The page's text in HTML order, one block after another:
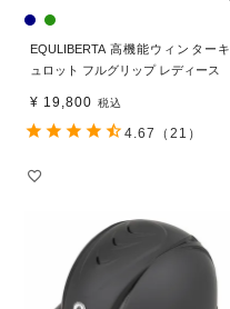
EQULIBERTA 高機能ウィンターキ
ュロット フルグリップ レディース
¥ 19,800 税込
4.67 （21）